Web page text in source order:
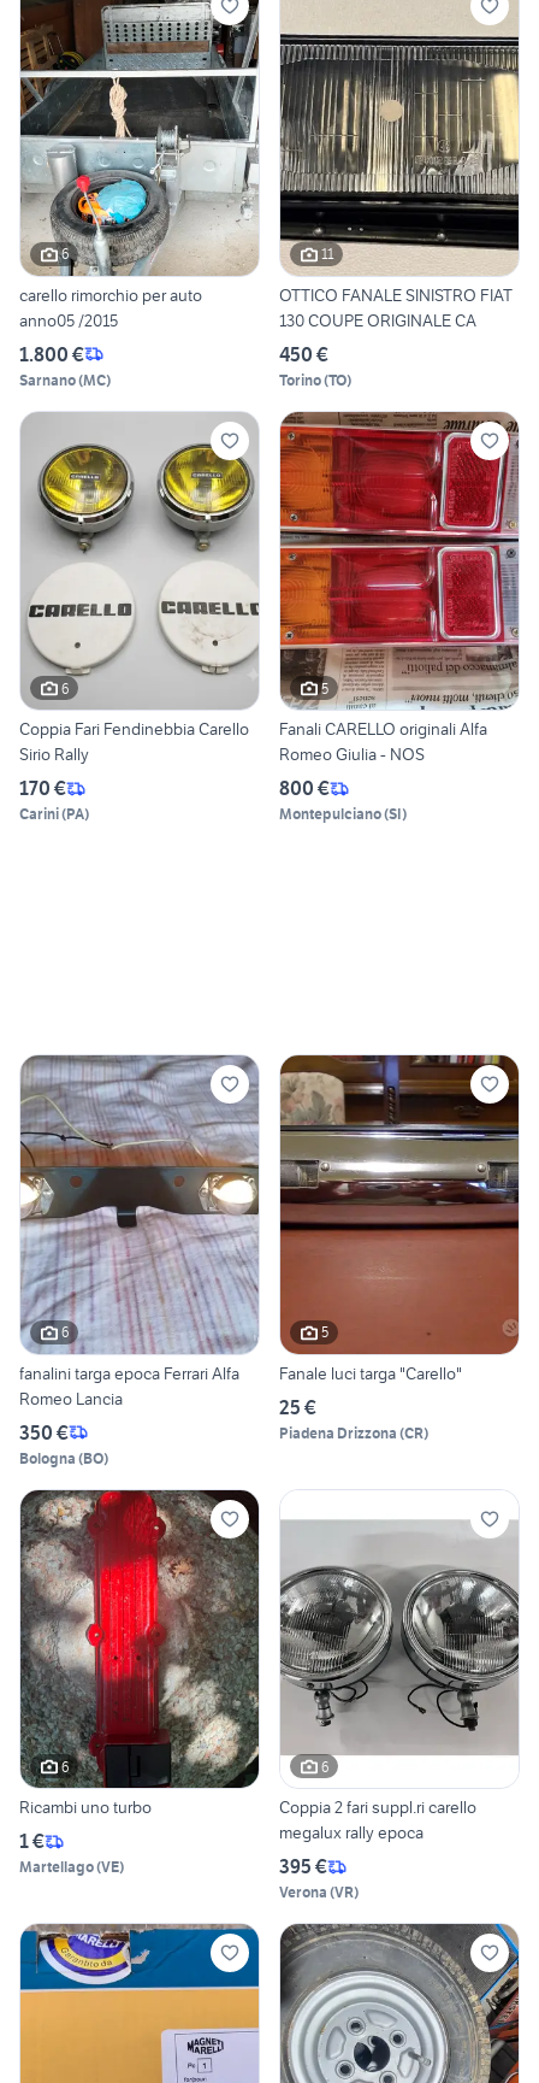
6
carello rimorchio per auto
anno05 /2015
1.800 €
Sarnano(MC)
11
OTTICO FANALE SINISTRO FIAT
130 COUPE ORIGINALE CA
450 €
Torino(TO)
6
Coppia Fari Fendinebbia Carello
Sirio Rally
170 €
Carini(PA)
5
Fanali CARELLO originali Alfa
Romeo Giulia - NOS
800 €
Montepulciano(SI)
6
fanalini targa epoca Ferrari Alfa
Romeo Lancia
350 €
Bologna (BO)
5
Fanale luci targa "Carello"
25 €
Piadena Drizzona (CR)
6
Ricambi uno turbo
1 €
Martellago(VE)
6
Coppia 2 fari suppl.ri carello
megalux rally epoca
395 €
Verona (VR)